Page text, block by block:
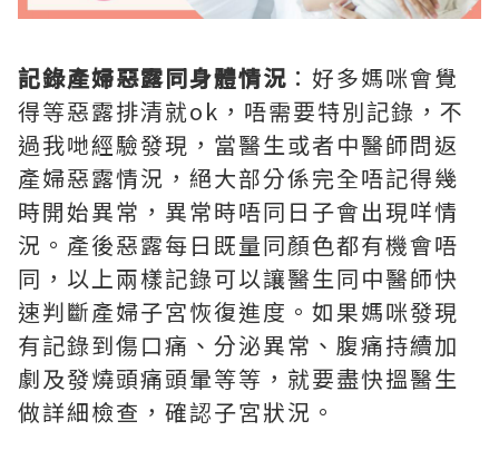
記錄產婦惡露同身體情況 ：好多媽咪會覺
得等惡露排清就ok，唔需要特別記錄，不
過我哋經驗發現，當醫生或者中醫師問返
產婦惡露情況，絕大部分係完全唔記得幾
時開始異常，異常時唔同日子會出現咩情
況。產後惡露每日既量同顏色都有機會唔
同，以上兩樣記錄可以讓醫生同中醫師快
速判斷產婦子宮恢復進度。如果媽咪發現
有記錄到傷口痛、分泌異常、腹痛持續加
劇及發燒頭痛頭暈等等，就要盡快搵醫生
做詳細檢查，確認子宮狀況。